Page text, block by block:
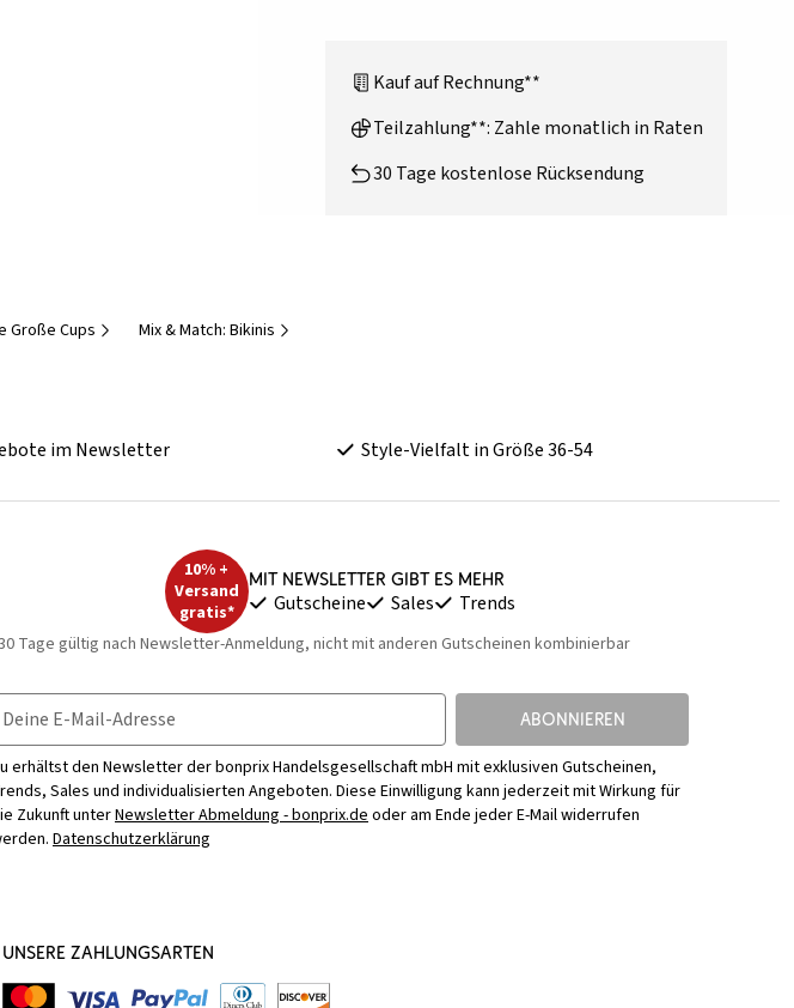
Kauf auf Rechnung**
Teilzahlung**: Zahle monatlich in Raten
30 Tage kostenlose Rücksendung
Große Cups Mix & Match: Bikinis
im Newsletter Style-Vielfalt in Größe 36-54
10% +
Versand
gratis*
Mit Newsletter gibt es mehr
Gutscheine Sales Trends
Tage gültig nach Newsletter-Anmeldung, nicht mit anderen Gutscheinen kombinierbar
Deine E-Mail-Adresse ABONNIEREN
erhältst den Newsletter der bonprix Handelsgesellschaft mbH mit exklusiven Gutscheinen,
Sales und individualisierten Angeboten. Diese Einwilligung kann jederzeit mit Wirkung für
Zukunft unterNewsletter Abmeldung - bonprix.deoder am Ende jeder E-Mail widerrufen
Datenschutzerklärung
UNSERE ZAHLUNGSARTEN